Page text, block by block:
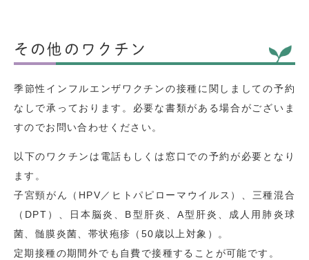
その他のワクチン
季節性インフルエンザワクチンの接種に関しましての予約
なしで承っております。必要な書類がある場合がございま
すのでお問い合わせください。
以下のワクチンは電話もしくは窓口での予約が必要となり
ます。
子宮頸がん（HPV／ヒトパピローマウイルス）、三種混合
（DPT）、日本脳炎、B型肝炎、A型肝炎、成人用肺炎球
菌、髄膜炎菌、帯状疱疹（50歳以上対象）。
定期接種の期間外でも自費で接種することが可能です。